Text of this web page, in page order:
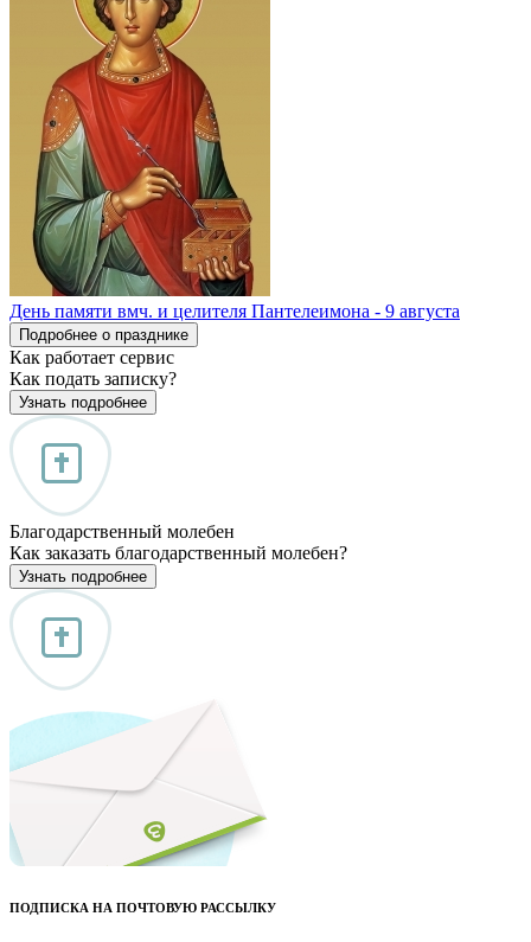
День памяти вмч. и целителя Пантелеимона - 9 августа
Подробнее о празднике
Как работает сервис
Как подать записку?
Узнать подробнее
Благодарственный молебен
Как заказать благодарственный молебен?
Узнать подробнее
ПОДПИСКА НА ПОЧТОВУЮ РАССЫЛКУ